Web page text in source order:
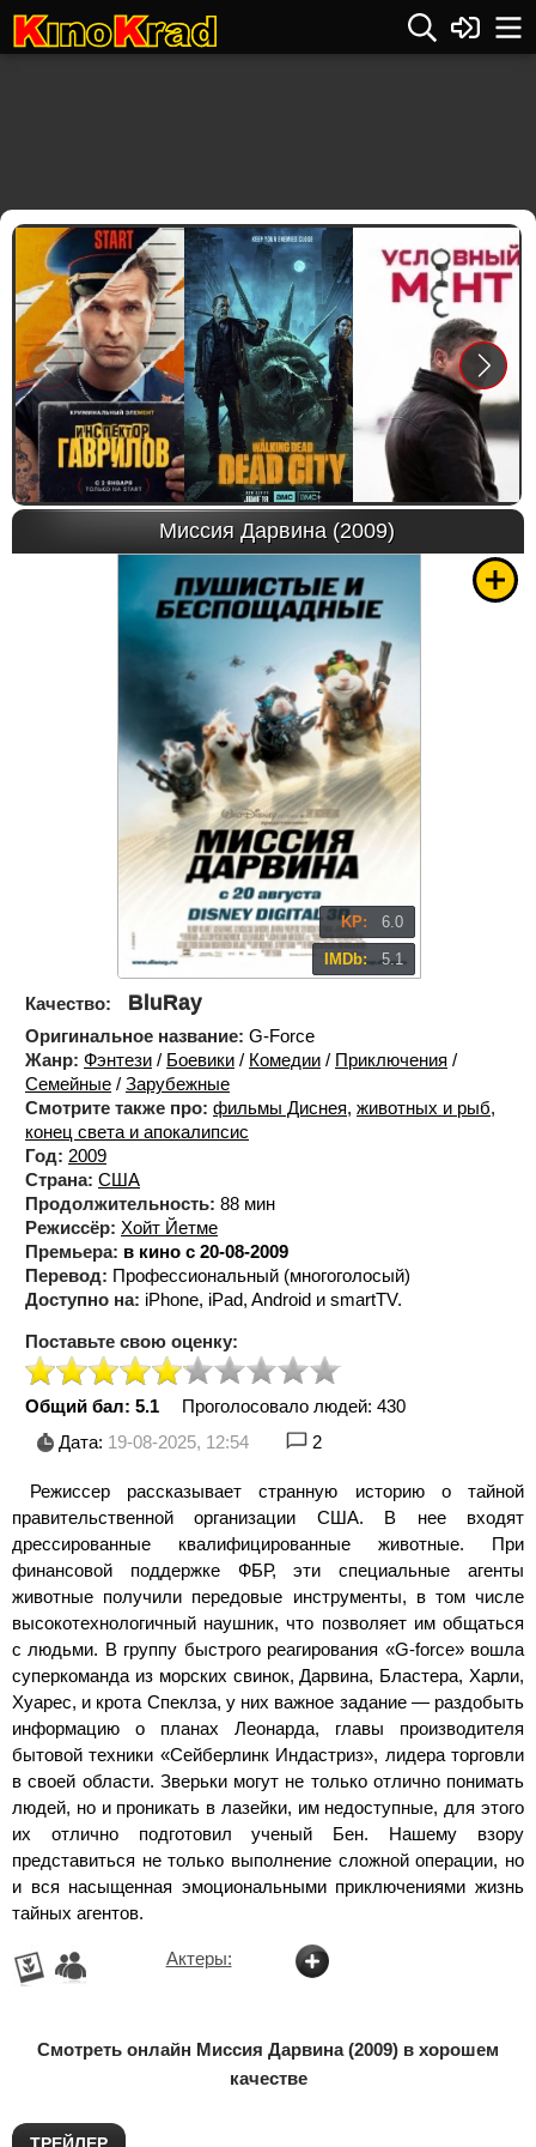
Миссия Дарвина (2009)
KP: 6.0
IMDb: 5.1
Качество: BluRay
Оригинальное название: G-Force
Жанр: Фэнтези / Боевики / Комедии / Приключения /
Семейные / Зарубежные
Смотрите также про: фильмы Диснея, животных и рыб,
конец света и апокалипсис
Год: 2009
Страна: США
Продолжительность: 88 мин
Режиссёр: Хойт Йетме
Премьера: в кино с 20-08-2009
Перевод: Профессиональный (многоголосый)
Доступно на: iPhone, iPad, Android и smartTV.
Поставьте свою оценку:
Общий бал: 5.1 Проголосовало людей: 430
Дата: 19-08-2025, 12:54 2
Режиссер рассказывает странную историю о тайной
правительственной организации США. В нее входят
дрессированные квалифицированные животные. При
финансовой поддержке ФБР, эти специальные агенты
животные получили передовые инструменты, в том числе
высокотехнологичный наушник, что позволяет им общаться
с людьми. В группу быстрого реагирования «G-force» вошла
суперкоманда из морских свинок, Дарвина, Бластера, Харли,
Хуарес, и крота Спеклза, у них важное задание — раздобыть
информацию о планах Леонарда, главы производителя
бытовой техники «Сейберлинк Индастриз», лидера торговли
в своей области. Зверьки могут не только отлично понимать
людей, но и проникать в лазейки, им недоступные, для этого
их отлично подготовил ученый Бен. Нашему взору
представиться не только выполнение сложной операции, но
и вся насыщенная эмоциональными приключениями жизнь
тайных агентов.
Актеры:
Смотреть онлайн Миссия Дарвина (2009) в хорошем
качестве
ТРЕЙЛЕР
Previous Next